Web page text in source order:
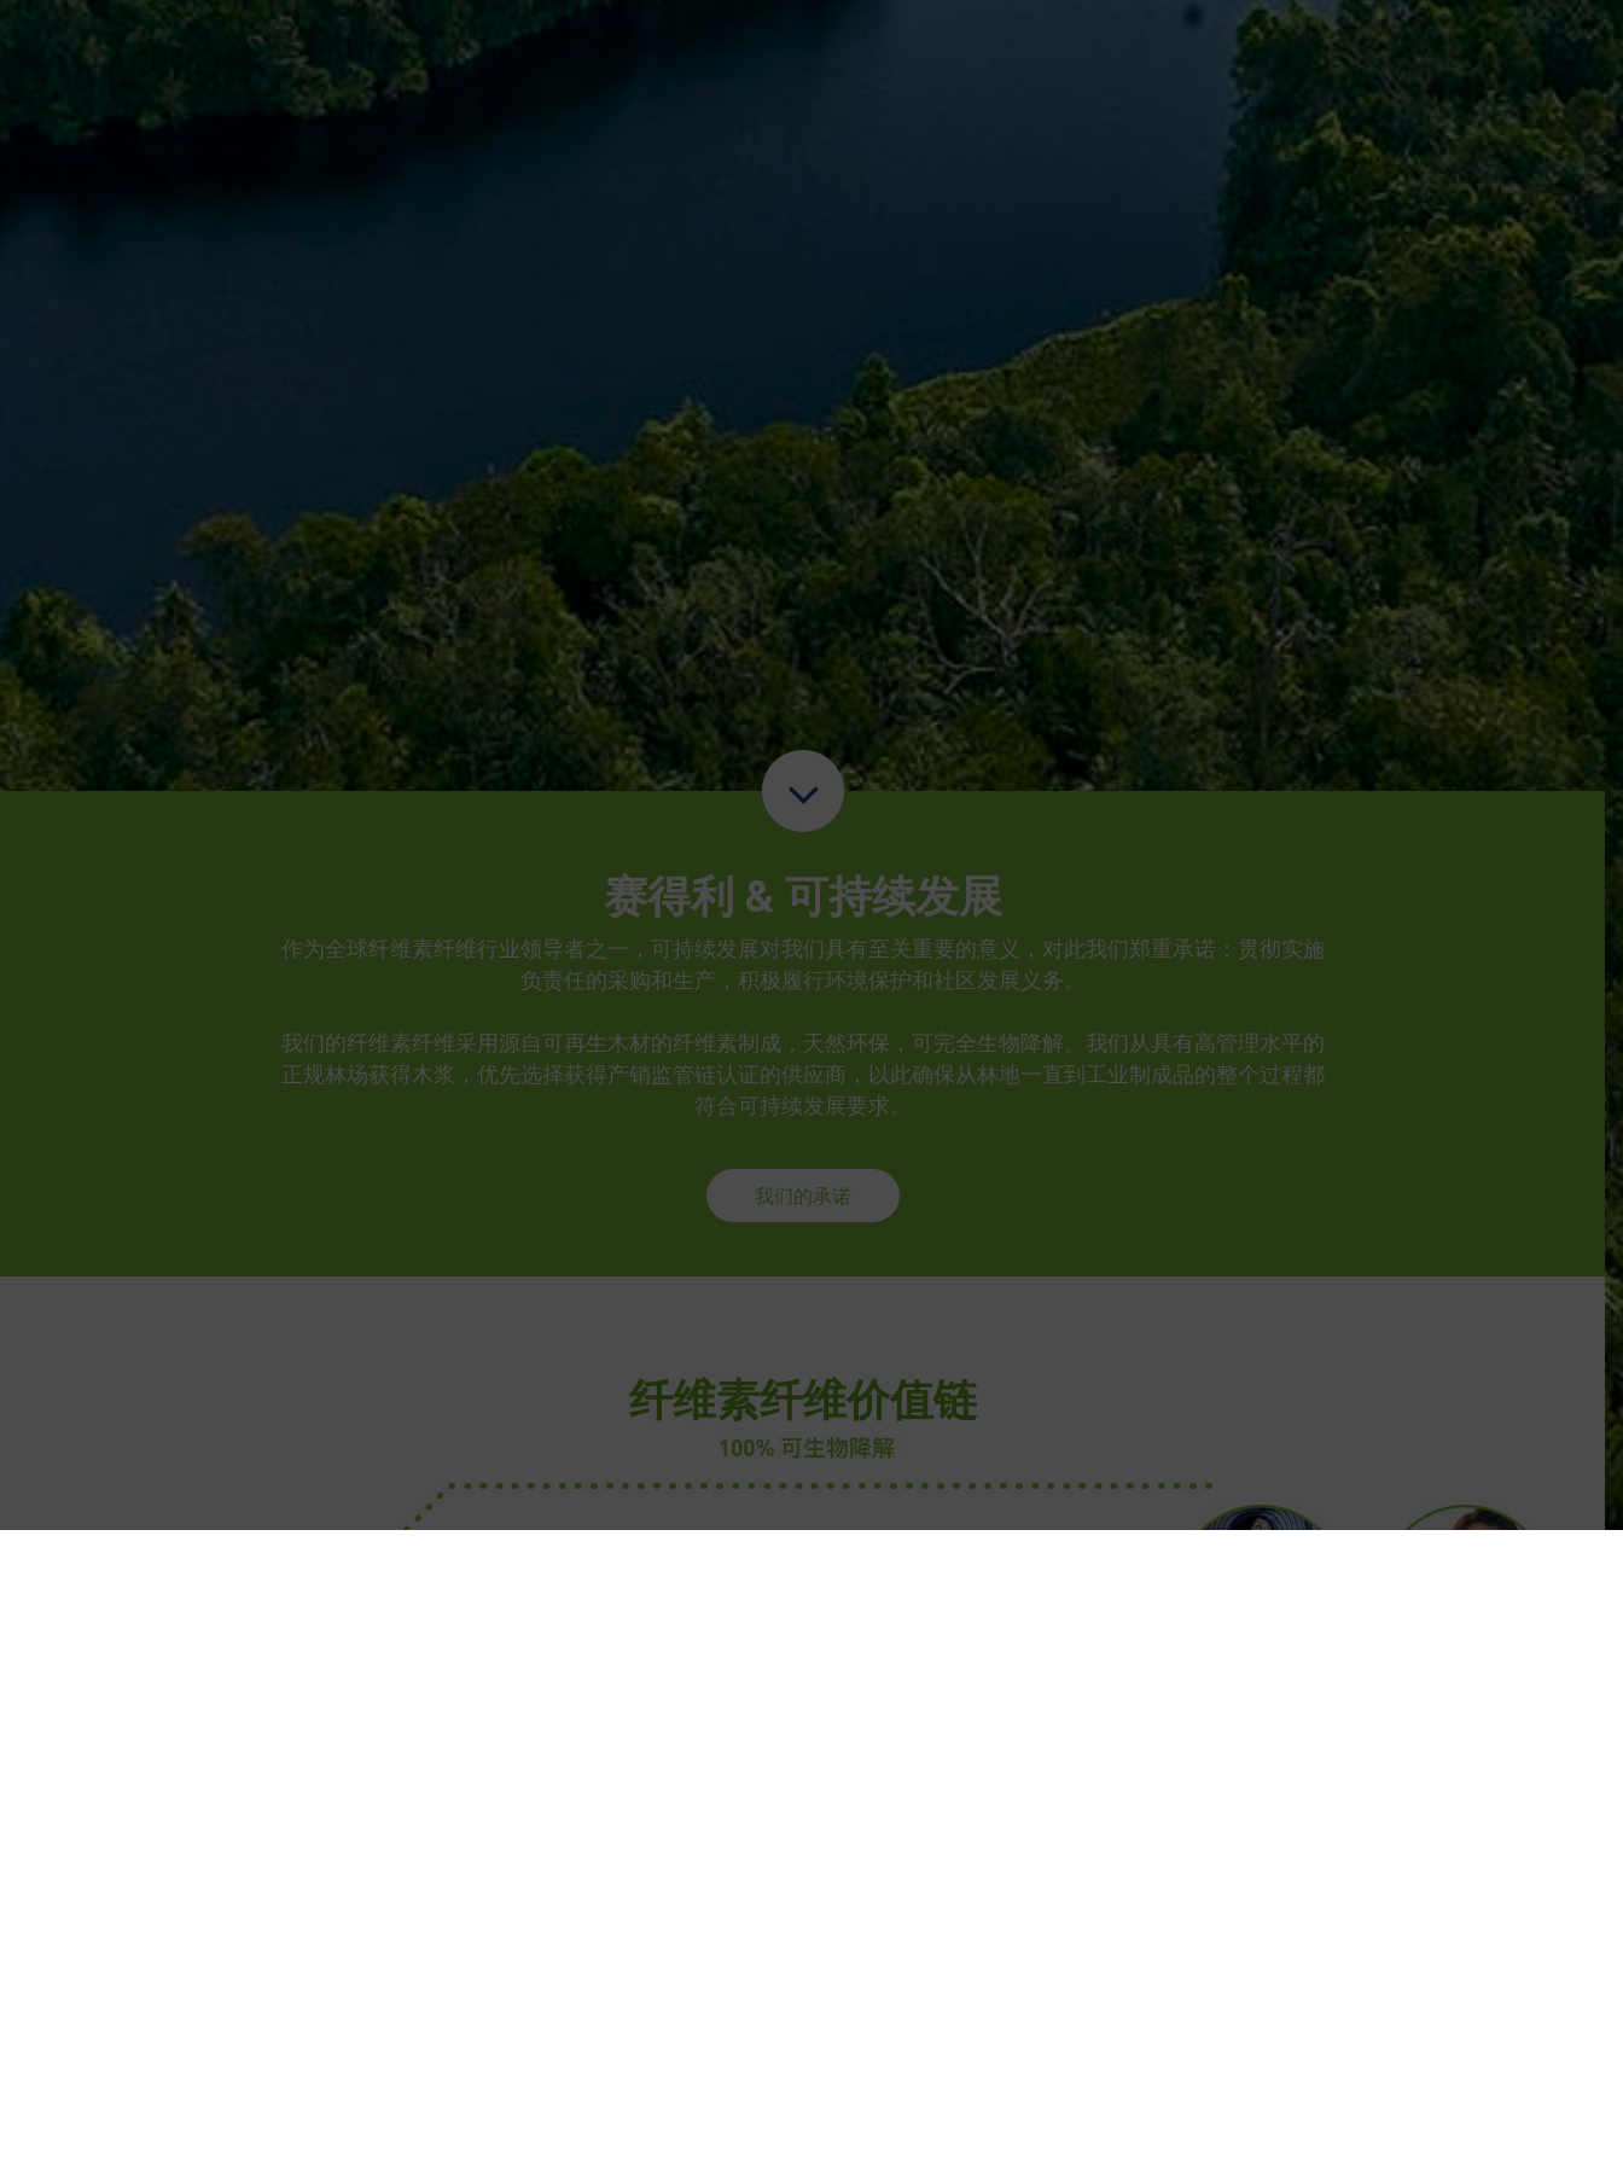
赛得利 & 可持续发展
作为全球纤维素纤维行业领导者之一，可持续发展对我们具有至关重要的意义，对此我们郑重承诺：贯彻实施
负责任的采购和生产，积极履行环境保护和社区发展义务。
我们的纤维素纤维采用源自可再生木材的纤维素制成，天然环保，可完全生物降解。我们从具有高管理水平的
正规林场获得木浆，优先选择获得产销监管链认证的供应商，以此确保从林地一直到工业制成品的整个过程都
符合可持续发展要求。
我们的承诺
纤维素纤维价值链